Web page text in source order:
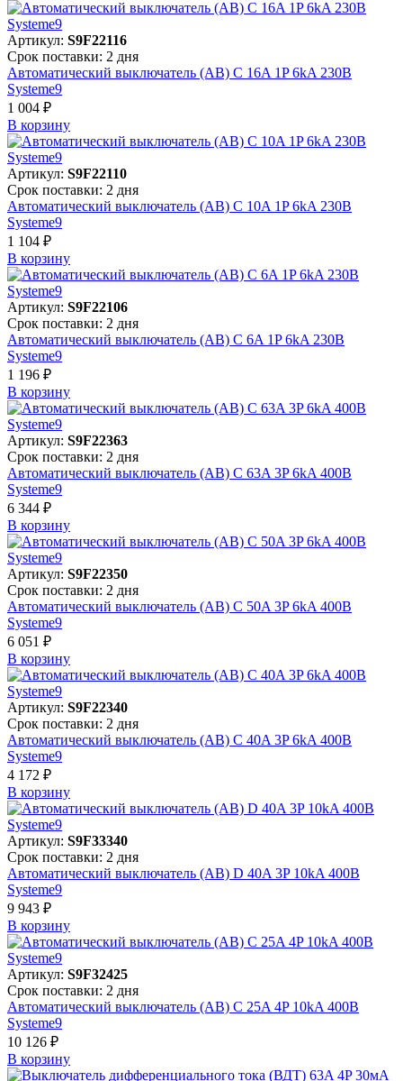
Артикул: S9F22116
Срок поставки: 2 дня
Автоматический выключатель (АВ) C 16A 1P 6kA 230В
Systeme9
1 004 ₽
В корзинy
Артикул: S9F22110
Срок поставки: 2 дня
Автоматический выключатель (АВ) C 10A 1P 6kA 230В
Systeme9
1 104 ₽
В корзинy
Артикул: S9F22106
Срок поставки: 2 дня
Автоматический выключатель (АВ) C 6A 1P 6kA 230В
Systeme9
1 196 ₽
В корзинy
Артикул: S9F22363
Срок поставки: 2 дня
Автоматический выключатель (АВ) C 63A 3P 6kA 400В
Systeme9
6 344 ₽
В корзинy
Артикул: S9F22350
Срок поставки: 2 дня
Автоматический выключатель (АВ) C 50A 3P 6kA 400В
Systeme9
6 051 ₽
В корзинy
Артикул: S9F22340
Срок поставки: 2 дня
Автоматический выключатель (АВ) C 40A 3P 6kA 400В
Systeme9
4 172 ₽
В корзинy
Артикул: S9F33340
Срок поставки: 2 дня
Автоматический выключатель (АВ) D 40A 3P 10kA 400В
Systeme9
9 943 ₽
В корзинy
Артикул: S9F32425
Срок поставки: 2 дня
Автоматический выключатель (АВ) C 25A 4P 10kA 400В
Systeme9
10 126 ₽
В корзинy